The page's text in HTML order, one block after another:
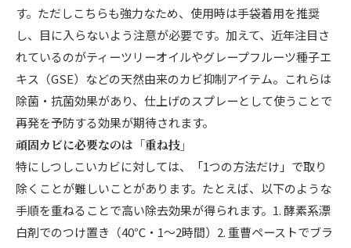
す。ただしこちらも強力なため、使用時は手袋着用を推奨
し、目に入らないよう注意が必要です。加えて、近年注目さ
れているのがティーツリーオイルやグレープフルーツ種子エ
キス（GSE）などの天然由来のカビ抑制アイテム。これらは
除菌・抗菌効果があり、仕上げのスプレーとして使うことで
再発を予防する効果が期待されます。
頑固カビに必要なのは「重ね技」
特にしつしこいカビに対しては、「1つの方法だけ」で取り
除くことが難しいことがあります。たとえば、以下のような
手順を重ねることで高い除去効果が得られます。1. 酵素系漂
白剤でのつけ置き（40℃・1〜2時間）2. 重曹ペーストでブラ